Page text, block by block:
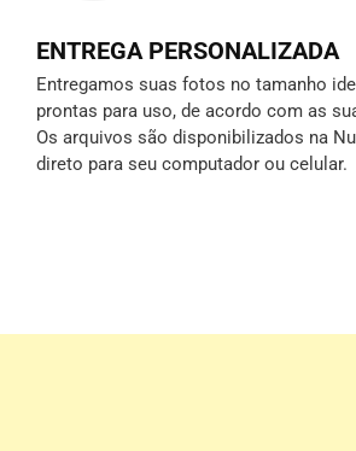
ENTREGA PERSONALIZADA
Entregamos suas fotos no tamanho
prontas para uso, de acordo com as
Os arquivos são disponibilizados na
direto para seu computador ou celular.